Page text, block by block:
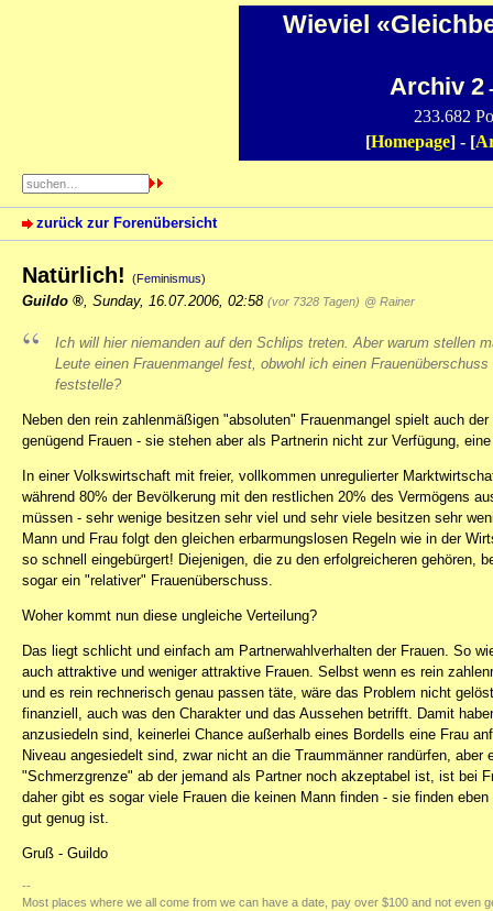
Wieviel
Archiv 2
233.682
[Homepage] - [
zurück zur Forenübersicht
Natürlich! (Feminismus)
Guildo Sunday, 16.07.2006, 02:58 (vor 7328 Tagen) @ Rainer
Ich will hier niemanden auf den Schlips treten. Aber warum stellen
Leute einen Frauenmangel fest, obwohl ich einen Frauenüberschuss
feststelle?
Neben den rein zahlenmäßigen "absoluten" Frauenmangel spielt auch
genügend Frauen - sie stehen aber als Partnerin nicht zur Verfügung,
In einer Volkswirtschaft mit freier, vollkommen unregulierter
während 80% der Bevölkerung mit den restlichen 20% des Vermögens
müssen - sehr wenige besitzen sehr viel und sehr viele besitzen sehr
Mann und Frau folgt den gleichen erbarmungslosen Regeln wie in der
so schnell eingebürgert! Diejenigen, die zu den erfolgreicheren gehören,
sogar ein "relativer" Frauenüberschuss.
Woher kommt nun diese ungleiche Verteilung?
Das liegt schlicht und einfach am Partnerwahlverhalten der Frauen. So
auch attraktive und weniger attraktive Frauen. Selbst wenn es rein
und es rein rechnerisch genau passen täte, wäre das Problem nicht
finanziell, auch was den Charakter und das Aussehen betrifft. Damit
anzusiedeln sind, keinerlei Chance außerhalb eines Bordells eine Frau
Niveau angesiedelt sind, zwar nicht an die Traummänner randürfen,
"Schmerzgrenze" ab der jemand als Partner noch akzeptabel ist, ist bei
daher gibt es sogar viele Frauen die keinen Mann finden - sie finden
gut genug ist.
Gruß - Guildo
--
Most places where we all come from we can have a date, pay over $100 and not even